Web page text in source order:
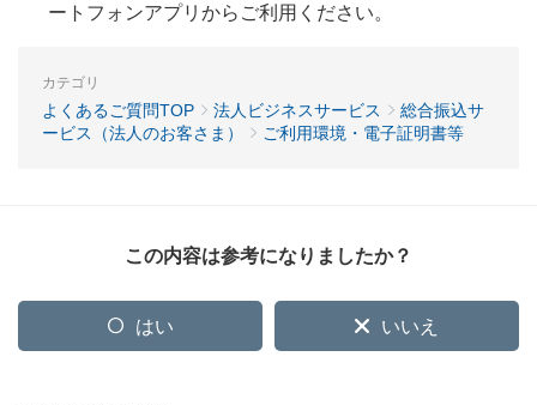
ートフォンアプリからご利用ください。
カテゴリ
よくあるご質問TOP 法人ビジネスサービス
総合振込サ
ービス（法人のお客さま）
ご利用環境・電子証明書等
この内容は参考になりましたか？
はい いいえ